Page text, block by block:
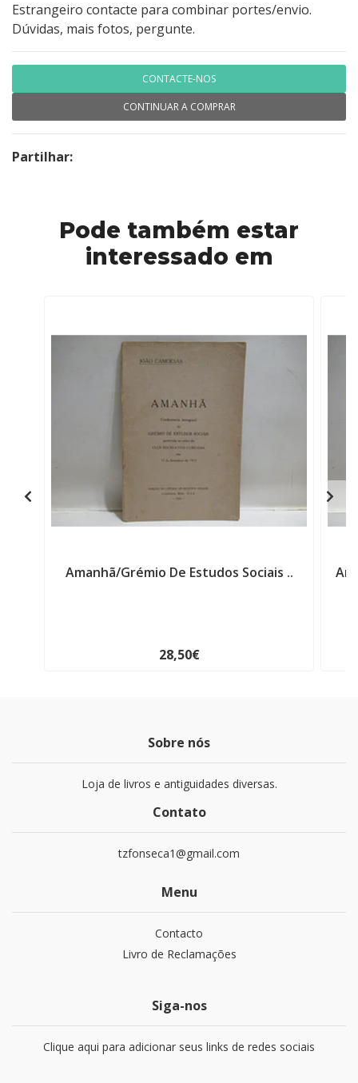
Estrangeiro contacte para combinar portes/envio.
Dúvidas, mais fotos, pergunte.
CONTACTE-NOS
CONTINUAR A COMPRAR
Partilhar:
Pode também estar
interessado em
Amanhã/Grémio De Estudos Sociais ..
28,50€
Sobre nós
Loja de livros e antiguidades diversas.
Contato
tzfonseca1@gmail.com
Menu
Contacto
Livro de Reclamações
Siga-nos
Clique aqui para adicionar seus links de redes sociais